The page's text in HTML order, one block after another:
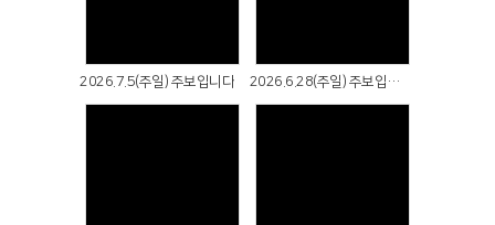
2026.7.5(주일) 주보입니다 2026.6.28(주일) 주보입니다